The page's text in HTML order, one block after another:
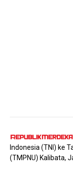
Indonesia (TNI) ke
(TMPNU) Kalibata,